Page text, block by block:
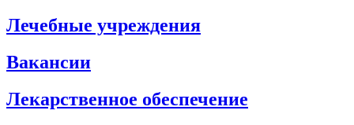
Лечебные учреждения
Вакансии
Лекарственное обеспечение